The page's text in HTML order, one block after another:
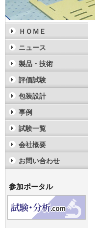
ＨＯＭＥ
ニュース
製品・技術
評価試験
包装設計
事例
試験一覧
会社概要
お問い合わせ
参加ポータル